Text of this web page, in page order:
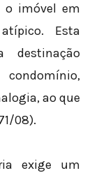
o imóvel em
Esta
destinação
ao que
08).
exige um